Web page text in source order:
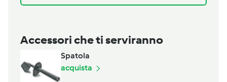
Accessori che ti serviranno
Spatola
acquista